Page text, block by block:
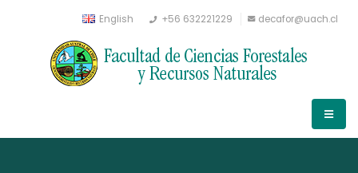
English +56 632221229 decafor@uach.cl